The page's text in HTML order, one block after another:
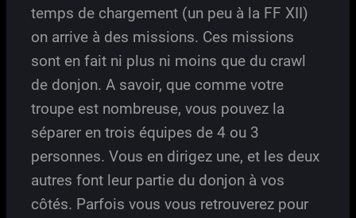
temps de chargement (un peu à la FF XII)
on arrive à des missions. Ces missions
sont en fait ni plus ni moins que du crawl
de donjon. A savoir, que comme votre
troupe est nombreuse, vous pouvez la
séparer en trois équipes de 4 ou 3
personnes. Vous en dirigez une, et les deux
autres font leur partie du donjon à vos
côtés. Parfois vous vous retrouverez pour